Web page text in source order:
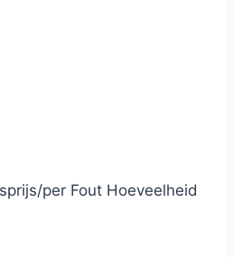
/per Fout Hoeveelheid